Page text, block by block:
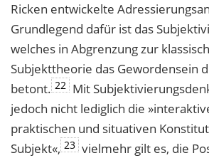
Ricken entwickelte
Grundlegend dafür ist das
welches in Abgrenzung zur
Subjekttheorie das Gewordensein
betont. 22 Mit
jedoch nicht lediglich die
praktischen und situativen
Subjekt«, 23 vielmehr gilt es, die